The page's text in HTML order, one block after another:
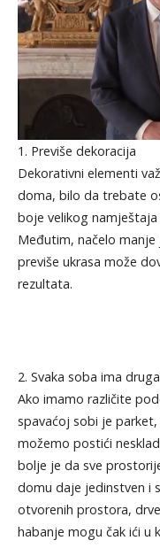
1. Previše dekoracija
Dekorativni elementi
doma, bilo da trebate
boje velikog
Međutim, načelo
previše ukrasa može
rezultata.
2. Svaka soba ima
Ako imamo različite
spavaćoj sobi je
možemo postići
bolje je da sve
domu daje jedinstven i
otvorenih prostora,
habanje mogu čak ići u